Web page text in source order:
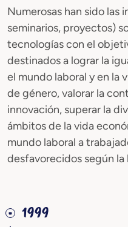
Numerosas han sido las
seminarios, proyectos)
tecnologías con el
destinados a lograr la
el mundo laboral y en la
de género, valorar la
innovación, superar la
ámbitos de la vida
mundo laboral a
desfavorecidos según la
1999